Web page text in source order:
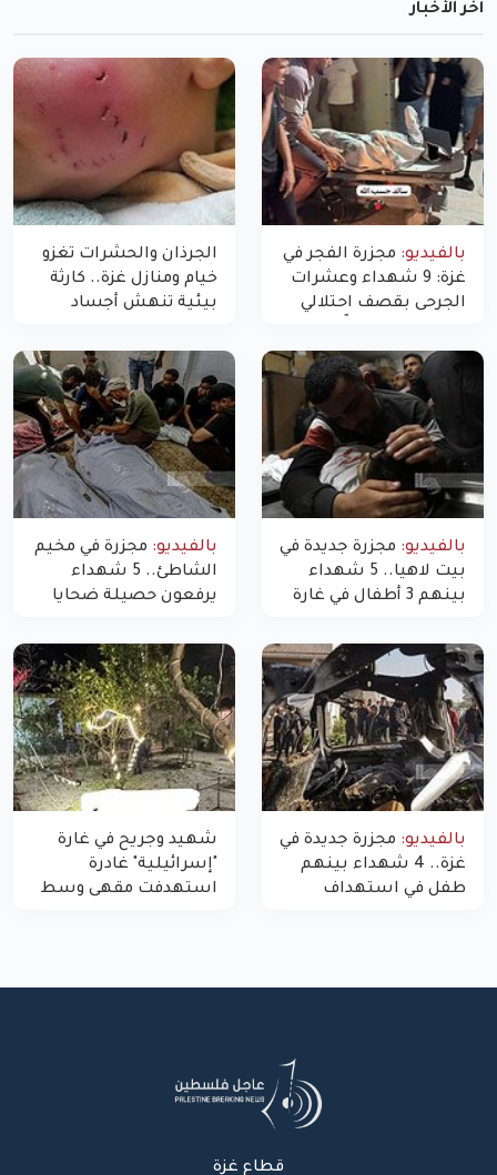
آخر الأخبار
بالفيديو: مجزرة الفجر في
غزة: 9 شهداء وعشرات
الجرحى بقصف احتلالي
الجرذان والحشرات تغزو
خيام ومنازل غزة.. كارثة
بيئية تنهش أجساد
بالفيديو: مجزرة جديدة في
بيت لاهيا.. 5 شهداء
بينهم 3 أطفال في غارة
غزة
بالفيديو: مجزرة في مخيم
الشاطئ.. 5 شهداء
يرفعون حصيلة ضحايا
بالفيديو: مجزرة جديدة في
غزة.. 4 شهداء بينهم
طفل في استهداف
شهيد وجريح في غارة
"إسرائيلية" غادرة
استهدفت مقهى وسط
قطاع غزة